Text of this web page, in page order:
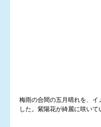
梅雨の合間の五月晴れを、イ
した。紫陽花が綺麗に咲いて